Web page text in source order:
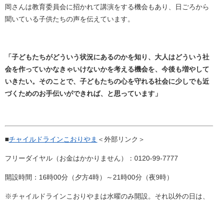
岡さんは教育委員会に招かれて講演をする機会もあり、日ごろから
聞いている子供たちの声を伝えています。
「子どもたちがどういう状況にあるのかを知り、大人はどういう社
会を作っていかなきゃいけないかを考える機会を、今後も増やして
いきたい。そのことで、子どもたちの心を守れる社会に少しでも近
づくためのお手伝いができれば、と思っています」
■チャイルドラインこおりやま ＜外部リンク＞
フリーダイヤル（お金はかかりません）：0120-99-7777
開設時間：16時00分（夕方4時）～21時00分（夜9時）
※チャイルドラインこおりやまは水曜のみ開設。それ以外の日は、